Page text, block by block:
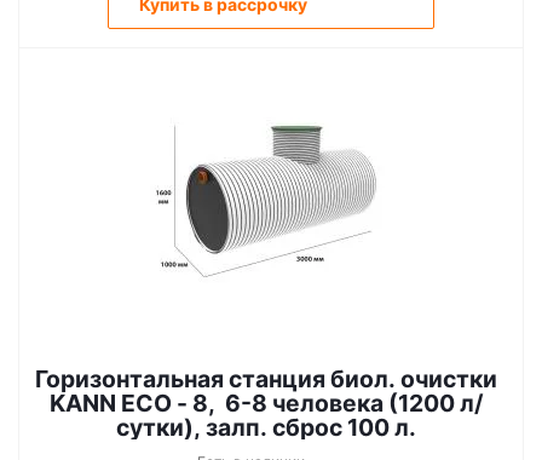
Купить в рассрочку
Горизонтальная станция биол. очистки
KANN ECO - 8, 6-8 человека (1200 л/
сутки), залп. сброс 100 л.